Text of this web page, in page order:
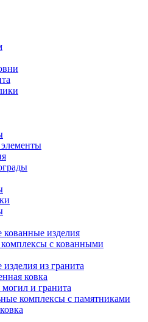
кованные изделия
с кованными
изделия из гранита
ковка
и гранита
комплексы с памятниками